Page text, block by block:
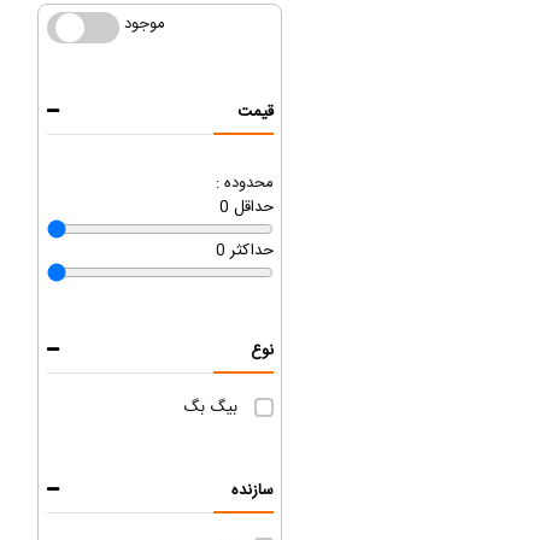
موجود موجود
قیمت
محدوده :
0 حداقل
0 حداکثر
نوع
بیگ بگ
سازنده